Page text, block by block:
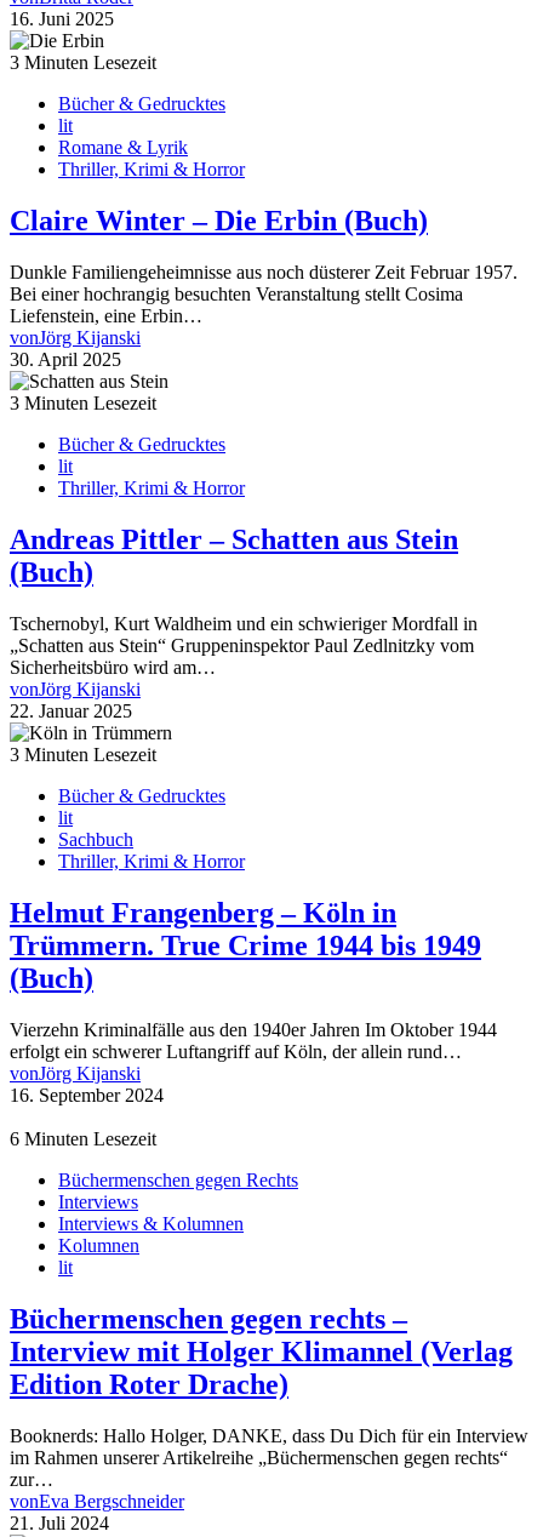
16. Juni 2025
3 Minuten Lesezeit
Bücher & Gedrucktes
lit
Romane & Lyrik
Thriller, Krimi & Horror
Claire Winter – Die Erbin (Buch)
Dunkle Familiengeheimnisse aus noch düsterer Zeit Februar 1957.
Bei einer hochrangig besuchten Veranstaltung stellt Cosima
Liefenstein, eine Erbin…
vonJörg Kijanski
30. April 2025
3 Minuten Lesezeit
Bücher & Gedrucktes
lit
Thriller, Krimi & Horror
Andreas Pittler – Schatten aus Stein
(Buch)
Tschernobyl, Kurt Waldheim und ein schwieriger Mordfall in
„Schatten aus Stein“ Gruppeninspektor Paul Zedlnitzky vom
Sicherheitsbüro wird am…
vonJörg Kijanski
22. Januar 2025
3 Minuten Lesezeit
Bücher & Gedrucktes
lit
Sachbuch
Thriller, Krimi & Horror
Helmut Frangenberg – Köln in
Trümmern. True Crime 1944 bis 1949
(Buch)
Vierzehn Kriminalfälle aus den 1940er Jahren Im Oktober 1944
erfolgt ein schwerer Luftangriff auf Köln, der allein rund…
vonJörg Kijanski
16. September 2024
6 Minuten Lesezeit
Büchermenschen gegen Rechts
Interviews
Interviews & Kolumnen
Kolumnen
lit
Büchermenschen gegen rechts –
Interview mit Holger Klimannel (Verlag
Edition Roter Drache)
Booknerds: Hallo Holger, DANKE, dass Du Dich für ein Interview
im Rahmen unserer Artikelreihe „Büchermenschen gegen rechts“
zur…
vonEva Bergschneider
21. Juli 2024